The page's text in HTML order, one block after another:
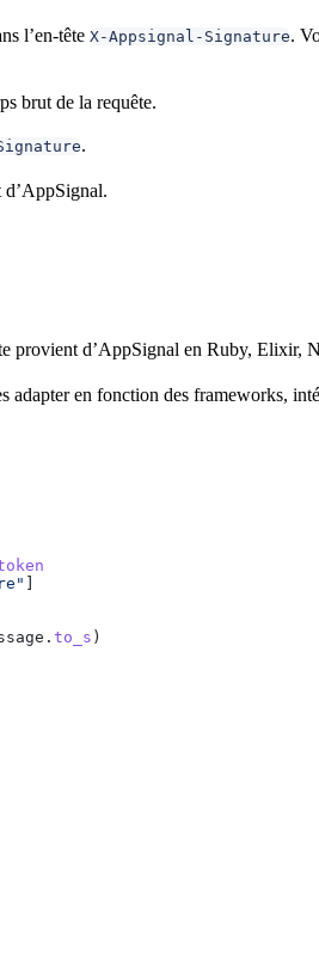
l’en-tête X-Appsignal-Signature.
brut de la requête.
.
d’AppSignal.
provient d’AppSignal en Ruby, Elixir,
en fonction des frameworks,
]
to_s )